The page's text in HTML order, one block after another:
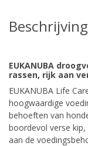
Beschrijving
EUKANUBA
rassen, rijk aan
EUKANUBA Life
hoogwaardige
behoeften van
boordevol verse
aan de